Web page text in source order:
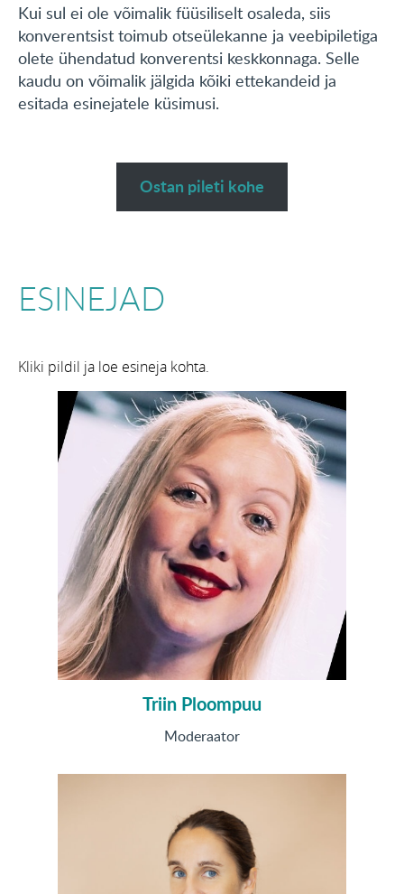
Kui sul ei ole võimalik füüsiliselt osaleda, siis
konverentsist toimub otseülekanne ja veebipiletiga
olete ühendatud konverentsi keskkonnaga. Selle
kaudu on võimalik jälgida kõiki ettekandeid ja
esitada esinejatele küsimusi.
Ostan pileti kohe
ESINEJAD
Kliki pildil ja loe esineja kohta.
Triin Ploompuu
Moderaator